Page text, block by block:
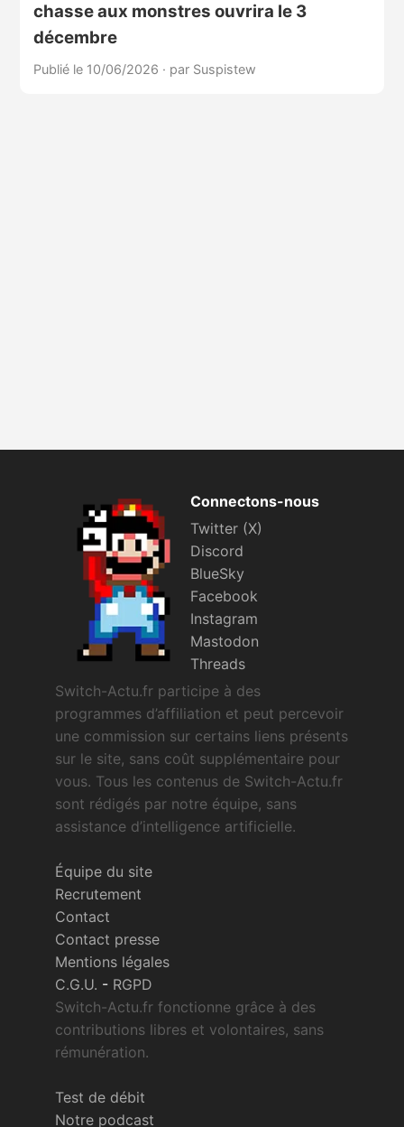
chasse aux monstres ouvrira le 3
décembre
Publié le 10/06/2026 · par Suspistew
Connectons-nous
Twitter (X)
Discord
BlueSky
Facebook
Instagram
Mastodon
Threads
Switch-Actu.fr participe à des
programmes d’affiliation et peut percevoir
une commission sur certains liens présents
sur le site, sans coût supplémentaire pour
vous. Tous les contenus de Switch-Actu.fr
sont rédigés par notre équipe, sans
assistance d’intelligence artificielle.
Équipe du site
Recrutement
Contact
Contact presse
Mentions légales
C.G.U. - RGPD
Switch-Actu.fr fonctionne grâce à des
contributions libres et volontaires, sans
rémunération.
Test de débit
Notre podcast